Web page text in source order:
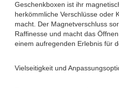
Geschenkboxen ist ihr
herkömmliche Verschlüsse oder
macht. Der Magnetverschluss
Raffinesse und macht das
einem aufregenden Erlebnis für
Vielseitigkeit und